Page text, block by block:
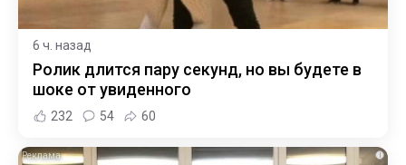
6 ч. назад
Ролик длится пару секунд, но вы будете в
шоке от увиденного
232 54 60
i